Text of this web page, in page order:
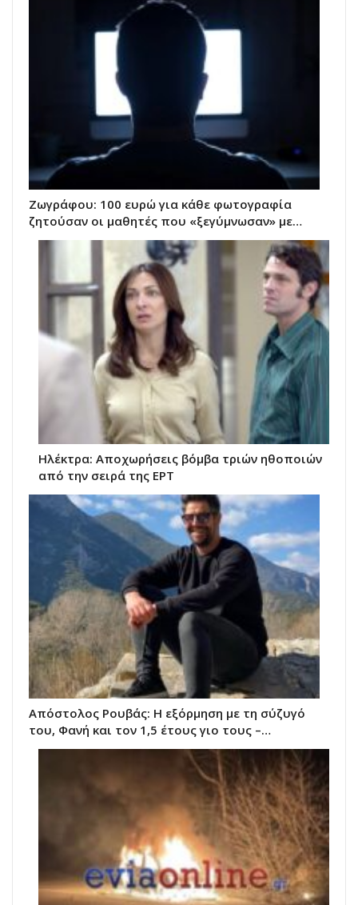
Ζωγράφου: 100 ευρώ για κάθε φωτογραφία
ζητούσαν οι μαθητές που «ξεγύμνωσαν» με…
Ηλέκτρα: Αποχωρήσεις βόμβα τριών ηθοποιών
από την σειρά της ΕΡΤ
Απόστολος Ρουβάς: Η εξόρμηση με τη σύζυγό
του, Φανή και τον 1,5 έτους γιο τους –…